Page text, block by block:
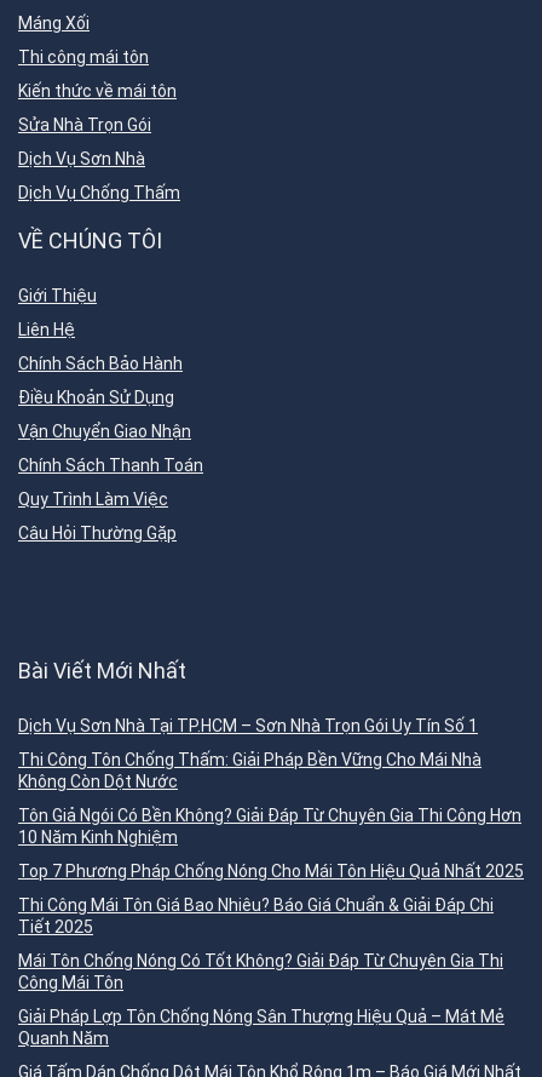
Máng Xối
Thi công mái tôn
Kiến thức về mái tôn
Sửa Nhà Trọn Gói
Dịch Vụ Sơn Nhà
Dịch Vụ Chống Thấm
VỀ CHÚNG TÔI
Giới Thiệu
Liên Hệ
Chính Sách Bảo Hành
Điều Khoản Sử Dụng
Vận Chuyển Giao Nhận
Chính Sách Thanh Toán
Quy Trình Làm Việc
Câu Hỏi Thường Gặp
Bài Viết Mới Nhất
Dịch Vụ Sơn Nhà Tại TP.HCM – Sơn Nhà Trọn Gói Uy Tín Số 1
Thi Công Tôn Chống Thấm: Giải Pháp Bền Vững Cho Mái Nhà
Không Còn Dột Nước
Tôn Giả Ngói Có Bền Không? Giải Đáp Từ Chuyên Gia Thi Công Hơn
10 Năm Kinh Nghiệm
Top 7 Phương Pháp Chống Nóng Cho Mái Tôn Hiệu Quả Nhất 2025
Thi Công Mái Tôn Giá Bao Nhiêu? Báo Giá Chuẩn & Giải Đáp Chi
Tiết 2025
Mái Tôn Chống Nóng Có Tốt Không? Giải Đáp Từ Chuyên Gia Thi
Công Mái Tôn
Giải Pháp Lợp Tôn Chống Nóng Sân Thượng Hiệu Quả – Mát Mẻ
Quanh Năm
Giá Tấm Dán Chống Dột Mái Tôn Khổ Rộng 1m – Báo Giá Mới Nhất